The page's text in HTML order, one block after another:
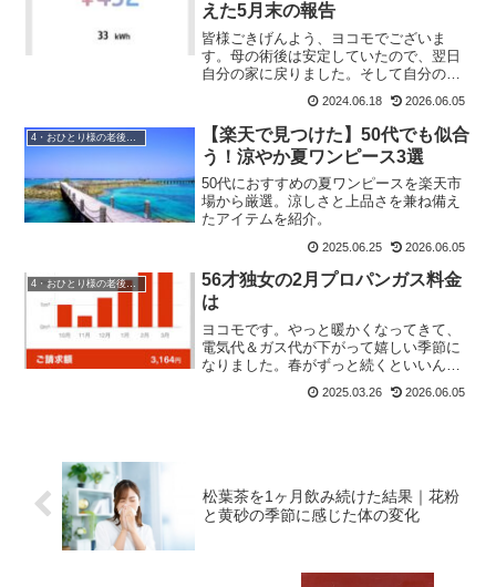
えた5月末の報告
皆様ごきげんよう、ヨコモでございま
す。母の術後は安定していたので、翌日
自分の家に戻りました。そして自分の家
一人暮らしの電気代ならお薦めの新電力
のタダ電。今日は、大手電力会社から切
り替え完了したのが5月18...
2024.06.18 2026.06.05
4・おひとり様の老後準備
【楽天で見つけた】50代でも似合
う！涼やか夏ワンピース3選
50代におすすめの夏ワンピースを楽天市
場から厳選。涼しさと上品さを兼ね備え
たアイテムを紹介。
2025.06.25 2026.06.05
4・おひとり様の老後準備
56才独女の2月プロパンガス料金
は
ヨコモです。やっと暖かくなってきて、
電気代＆ガス代が下がって嬉しい季節に
なりました。春がずっと続くといいんだ
量は3.2㎥まずシャワーの温度が低くなっ
2025.03.26 2026.06.05
松葉茶を1ヶ月飲み続けた結果｜花粉
と黄砂の季節に感じた体の変化